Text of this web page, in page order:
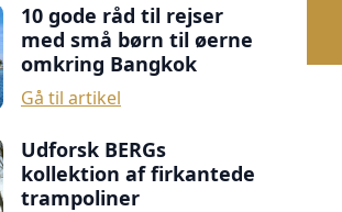
10 gode råd til rejser
med små børn til øerne
omkring Bangkok
Gå til artikel
Udforsk BERGs
kollektion af firkantede
trampoliner